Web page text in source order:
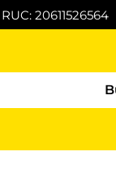
RUC: 20611526564